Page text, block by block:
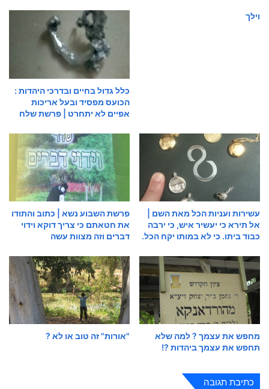
וילך
כלל גדול בחיים ובדרכי היהדות :
הכועס מפסיד ובעל אריכות
אפיים לא יתחרט | פרשת שלח
עשירות ועניות הכל מאת השם |
אל תירא כי יעשיר איש, כי ירבה
כבוד ביתו. כי לא במותו יקח הכל.
פרשת השבוע נשא | כתוב והתודו
את חטאתם כי צריך דוקא וידוי
דברים וזה מצוות עשה
מחפש את עצמך ? למה שלא
תחפש את עצמך ביהדות ?!
"אורות" זה טוב או לא ?
כתיבת תגובה